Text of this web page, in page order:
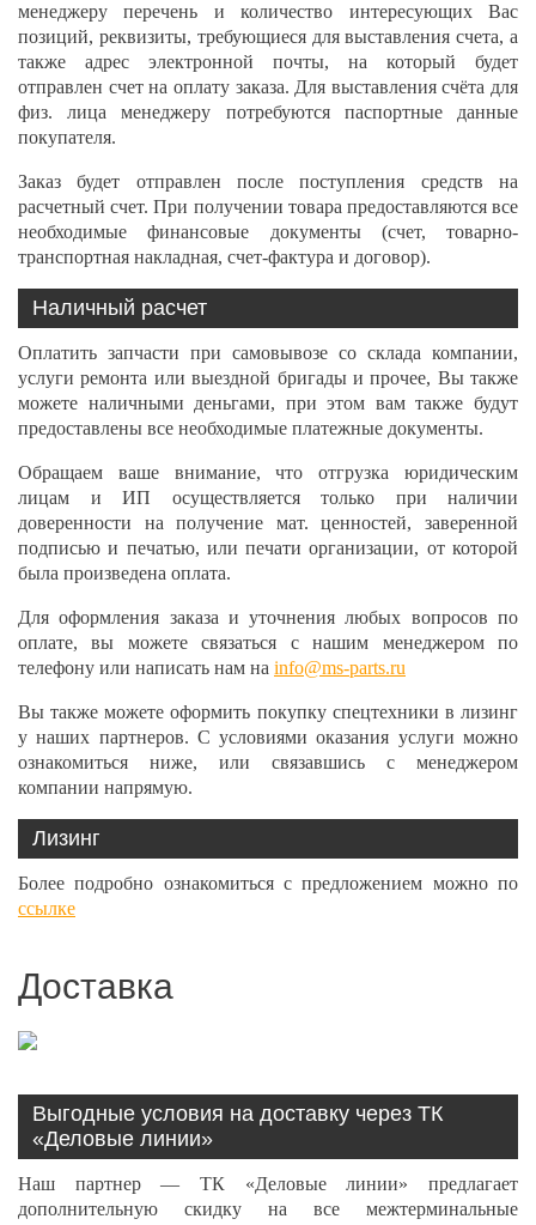
менеджеру перечень и количество интересующих Вас
позиций, реквизиты, требующиеся для выставления счета, а
также адрес электронной почты, на который будет
отправлен счет на оплату заказа. Для выставления счёта для
физ. лица менеджеру потребуются паспортные данные
покупателя.
Заказ будет отправлен после поступления средств на
расчетный счет. При получении товара предоставляются все
необходимые финансовые документы (счет, товарно-
транспортная накладная, счет-фактура и договор).
Наличный расчет
Оплатить запчасти при самовывозе со склада компании,
услуги ремонта или выездной бригады и прочее, Вы также
можете наличными деньгами, при этом вам также будут
предоставлены все необходимые платежные документы.
Обращаем ваше внимание, что отгрузка юридическим
лицам и ИП осуществляется только при наличии
доверенности на получение мат. ценностей, заверенной
подписью и печатью, или печати организации, от которой
была произведена оплата.
Для оформления заказа и уточнения любых вопросов по
оплате, вы можете связаться с нашим менеджером по
телефону или написать нам на info@ms-parts.ru
Вы также можете оформить покупку спецтехники в лизинг
у наших партнеров. С условиями оказания услуги можно
ознакомиться ниже, или связавшись с менеджером
компании напрямую.
Лизинг
Более подробно ознакомиться с предложением можно по
ссылке
Доставка
Выгодные условия на доставку через ТК
«Деловые линии»
Наш партнер — ТК «Деловые линии» предлагает
дополнительную скидку на все межтерминальные